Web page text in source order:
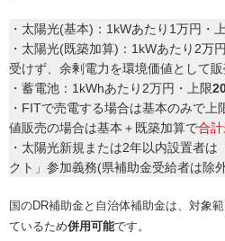
・太陽光(基本)：1kWあたり1万円・
・太陽光(既築加算)：1kWあたり2万
受けず、余剰電力を環境価値として
・蓄電池：1kWhあたり2万円・上限
・FITで売電する場合は基本のみで
値販売の場合は基本＋既築加算で合
・太陽光新規または2年以内設置者は
クト」参加義務(県補助金受給者は除
国のDR補助金と自治体補助金は、対象
ているため併用可能です。